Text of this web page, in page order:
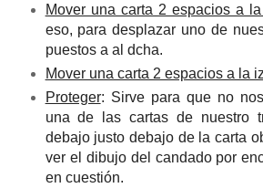
Mover una carta 2 espacios a
eso, para desplazar uno de
puestos a al dcha.
Mover una carta 2 espacios a la
Proteger: Sirve para que no
una de las cartas de nuestro
debajo justo debajo de la carta
ver el dibujo del candado por
en cuestión.